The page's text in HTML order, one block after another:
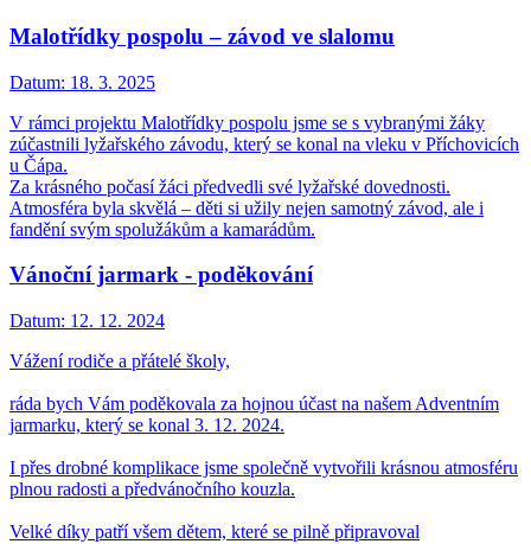
Malotřídky pospolu – závod ve slalomu
Datum: 18. 3. 2025
V rámci projektu Malotřídky pospolu jsme se s vybranými žáky
zúčastnili lyžařského závodu, který se konal na vleku v Příchovicích
u Čápa.
Za krásného počasí žáci předvedli své lyžařské dovednosti.
Atmosféra byla skvělá – děti si užily nejen samotný závod, ale i
fandění svým spolužákům a kamarádům.
Vánoční jarmark - poděkování
Datum: 12. 12. 2024
Vážení rodiče a přátelé školy,
ráda bych Vám poděkovala za hojnou účast na našem Adventním
jarmarku, který se konal 3. 12. 2024.
I přes drobné komplikace jsme společně vytvořili krásnou atmosféru
plnou radosti a předvánočního kouzla.
Velké díky patří všem dětem, které se pilně připravoval